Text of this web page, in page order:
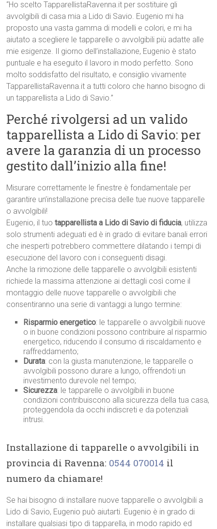
“Ho scelto TapparellistaRavenna.it per sostituire gli
avvolgibili di casa mia a Lido di Savio. Eugenio mi ha
proposto una vasta gamma di modelli e colori, e mi ha
aiutato a scegliere le tapparelle o avvolgibili più adatte alle
mie esigenze. Il giorno dell’installazione, Eugenio è stato
puntuale e ha eseguito il lavoro in modo perfetto. Sono
molto soddisfatto del risultato, e consiglio vivamente
TapparellistaRavenna.it a tutti coloro che hanno bisogno di
un tapparellista a Lido di Savio.”
Perché rivolgersi ad un valido
tapparellista a Lido di Savio: per
avere la garanzia di un processo
gestito dall’inizio alla fine!
Misurare correttamente le finestre è fondamentale per
garantire un’installazione precisa delle tue nuove tapparelle
o avvolgibili!
Eugenio, il tuotapparellista a Lido di Savio di fiducia, utilizza
solo strumenti adeguati ed è in grado di evitare banali errori
che inesperti potrebbero commettere dilatando i tempi di
esecuzione del lavoro con i conseguenti disagi.
Anche la rimozione delle tapparelle o avvolgibili esistenti
richiede la massima attenzione ai dettagli così come il
montaggio delle nuove tapparelle o avvolgibili che
consentiranno una serie di vantaggi a lungo termine:
Risparmio energetico: le tapparelle o avvolgibili nuove
o in buone condizioni possono contribuire al risparmio
energetico, riducendo il consumo di riscaldamento e
raffreddamento;
Durata: con la giusta manutenzione, le tapparelle o
avvolgibili possono durare a lungo, offrendoti un
investimento durevole nel tempo;
Sicurezza: le tapparelle o avvolgibili in buone
condizioni contribuiscono alla sicurezza della tua casa,
proteggendola da occhi indiscreti e da potenziali
intrusi.
Installazione di tapparelle o avvolgibili in
provincia di Ravenna: 0544 070014 il
numero da chiamare!
Se hai bisogno di installare nuove tapparelle o avvolgibili a
Lido di Savio, Eugenio può aiutarti. Eugenio è in grado di
installare qualsiasi tipo di tapparella, in modo rapido ed